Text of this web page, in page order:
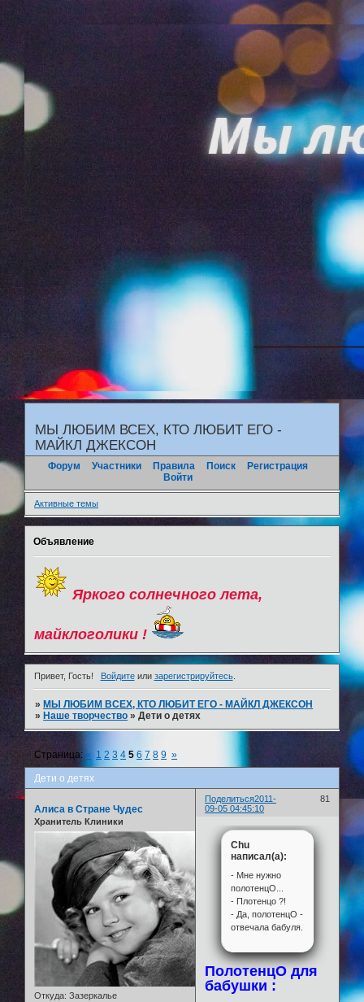
"
МЫ ЛЮБИМ ВСЕХ, КТО ЛЮБИТ ЕГО -
МАЙКЛ ДЖЕКСОН
Форум Участники Правила Поиск
Регистрация
Войти
Активные темы
Объявление
Яркого солнечного лета,
майклоголики !
Привет, Гость! Войдитеили зарегистрируйтесь.
»МЫ ЛЮБИМ ВСЕХ, КТО ЛЮБИТ ЕГО - МАЙКЛ ДЖЕКСОН
»Наше творчество »Дети о детях
Дети о детях
Страница:« 1 2 3 4 5 6 7 8 9 »
Поделиться 81
2011-
09-05 04:45:10
Алиса в Стране Чудес
Хранитель Клиники
Откуда: Зазеркалье
Chu
написал(а):
- Мне нужно
полотенцО...
- Плотенцо ?!
- Да, полотенцО -
отвечала бабуля.
ПолотенцО для
бабушки :